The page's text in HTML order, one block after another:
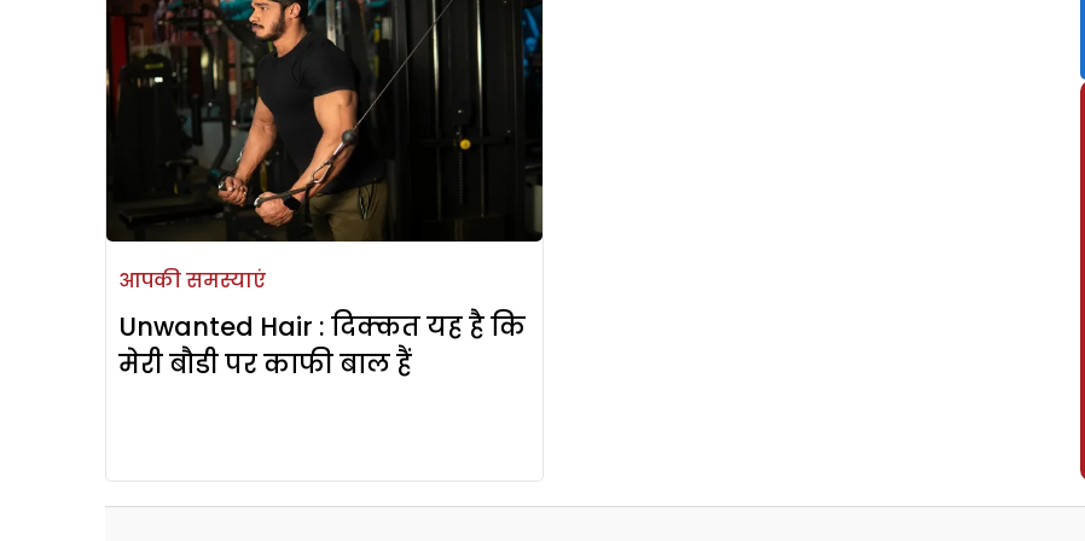
आपकी समस्याएं
Unwanted Hair : दिक्कत यह है कि
मेरी बौडी पर काफी बाल हैं